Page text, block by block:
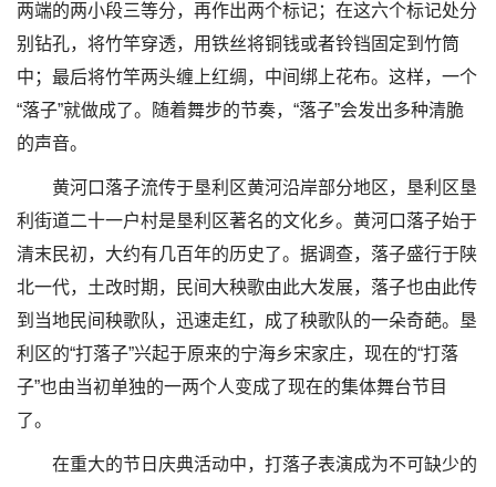
两端的两小段三等分，再作出两个标记；在这六个标记处分
别钻孔，将竹竿穿透，用铁丝将铜钱或者铃铛固定到竹筒
中；最后将竹竿两头缠上红绸，中间绑上花布。这样，一个
“落子”就做成了。随着舞步的节奏，“落子”会发出多种清脆
的声音。
黄河口落子流传于垦利区黄河沿岸部分地区，垦利区垦
利街道二十一户村是垦利区著名的文化乡。黄河口落子始于
清末民初，大约有几百年的历史了。据调查，落子盛行于陕
北一代，土改时期，民间大秧歌由此大发展，落子也由此传
到当地民间秧歌队，迅速走红，成了秧歌队的一朵奇葩。垦
利区的“打落子”兴起于原来的宁海乡宋家庄，现在的“打落
子”也由当初单独的一两个人变成了现在的集体舞台节目
了。
在重大的节日庆典活动中，打落子表演成为不可缺少的